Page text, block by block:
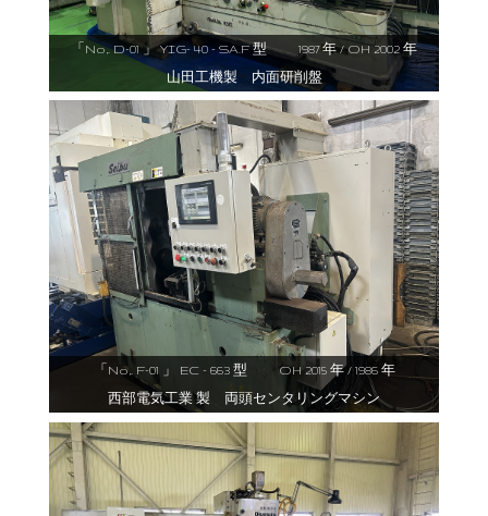
「No,. D-01 」 YIG- 40 - SA.F 型 1987 年 / OH 2002 年
山田工機製 内面研削盤
「No,. F-01 」 EC - 663 型 OH 2015 年 / 1986 年
西部電気工業 製 両頭センタリングマシン